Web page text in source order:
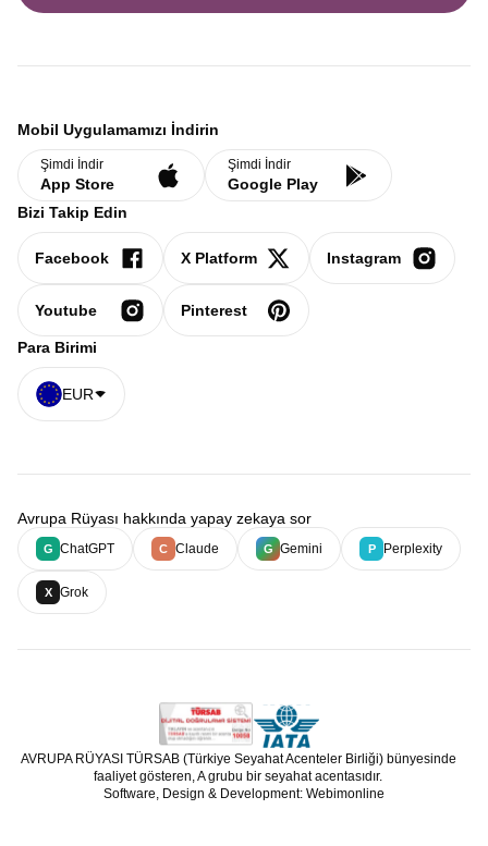
Mobil Uygulamamızı İndirin
Şimdi İndir
App Store
Şimdi İndir
Google Play
Bizi Takip Edin
Facebook X Platform Instagram
Youtube Pinterest
Para Birimi
EUR
Avrupa Rüyası hakkında yapay zekaya sor
G ChatGPT C Claude G Gemini P Perplexity
X Grok
AVRUPA RÜYASI TÜRSAB (Türkiye Seyahat Acenteler Birliği) bünyesinde
faaliyet gösteren, A grubu bir seyahat acentasıdır.
Software, Design & Development: Webimonline